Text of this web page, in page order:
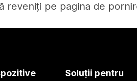
reveniți pe pagina de
Aveți nevoie de un
Soluții pentru